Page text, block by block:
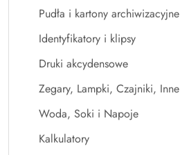
Pudła i kartony archiwizacyjne
Identyfikatory i klipsy
Druki akcydensowe
Zegary, Lampki, Czajniki, Inne
Woda, Soki i Napoje
Kalkulatory